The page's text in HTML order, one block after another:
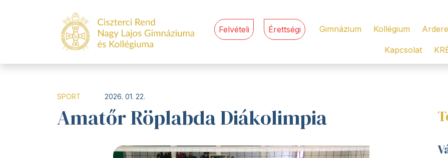
Felvételi Érettségi Gimnázium Kollégium
Kapcsolat
SPORT 2026. 01. 22.
Amatőr Röplabda Diákolimpia